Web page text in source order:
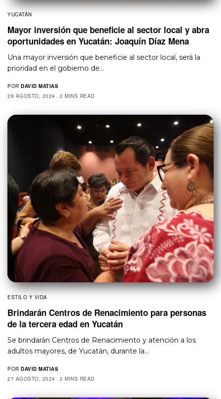
YUCATÁN
Mayor inversión que beneficie al sector local y abra
oportunidades en Yucatán: Joaquín Díaz Mena
Una mayor inversión que beneficie al sector local, será la
prioridad en el gobierno de…
POR DAVID MATIAS
29 AGOSTO, 2024
2 MINS READ
ESTILO Y VIDA
Brindarán Centros de Renacimiento para personas
de la tercera edad en Yucatán
Se brindarán Centros de Renacimiento y atención a los
adultos mayores, de Yucatán, durante la…
POR DAVID MATIAS
27 AGOSTO, 2024
2 MINS READ